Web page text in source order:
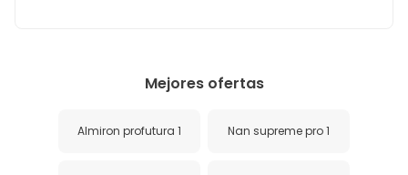
Mejores ofertas
Almiron profutura 1 Nan supreme pro 1